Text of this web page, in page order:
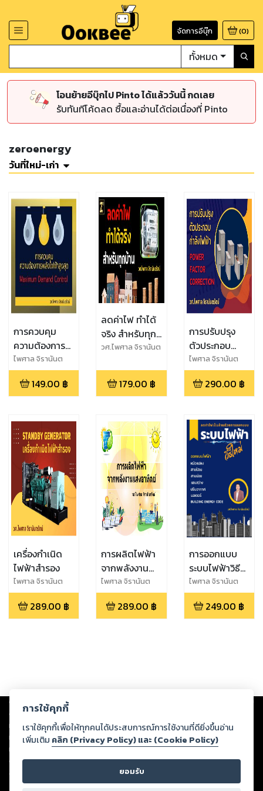
จัดการอีบุ๊ก (0)
ทั้งหมด
โอนย้ายอีบุ๊กไป Pinto ได้แล้ววันนี้ กดเลย
รับทันทีโค้ดลด ซื้อและอ่านได้ต่อเนื่องที่ Pinto
zeroenergy
วันที่ใหม่-เก่า
การควบคุม
ความต้องการ
พลังไฟฟ้า
สูงสุด
ไพศาล จิรานันต
รัตน์
149.00 ฿
ลดค่าไฟ ทำได้
จริง สำหรับทุก
บ้าน
วศ.ไพศาล จิรานันต
179.00 ฿
การปรับปรุง
ตัวประกอบ
กำลังไฟฟ้า
ไพศาล จิรานันต
รัตน์
290.00 ฿
เครื่องกำเนิด
ไฟฟ้าสำรอง
ไพศาล จิรานันต
รัตน์
289.00 ฿
การผลิตไฟฟ้า
จากพลังงาน
แสงอาทิตย์
ไพศาล จิรานันต
รัตน์
289.00 ฿
การออกแบบ
ระบบไฟฟ้าวิธี
ใหม่
ไพศาล จิรานันต
รัตน์
249.00 ฿
Copyright © 2026
ต่อผลงานหรือเนื้อหาใดที่อัปโหลดผ่านเว็บไซต์และปรากฏว่าละเมิดสิทธิใน
ทรัพย์สินทางปัญญาของบุคคลอื่นหรือขัดต่อกฎหมายและศีลธรรม ดังนั้น ผู้อ่าน
ทุกท่านโปรดใช้วิจารณญาณในการกลั่นกรองด้วยตนเอง และหากท่านพบว่าส่วน
หนึ่งส่วนใดขัดต่อกฎหมายและศีลธรรม กรุณาแจ้งมายังบริษัท เพื่อทีมงานจะได้
ดำเนินการในทันที ทั้งนี้ ทางสตอรี่ล็อกขอสงวนลิขสิทธิ์ตามพระราชบัญญัติ
ลิขสิทธิ์ พ.ศ. 2537 (ฉบับล่าสุด)
การใช้คุกกี้
เราใช้คุกกี้เพื่อให้ทุกคนได้ประสบการณ์การใช้งานที่ดียิ่งขึ้นอ่าน
เพิ่มเติม คลิก (Privacy Policy) และ (Cookie Policy)
ยอมรับ